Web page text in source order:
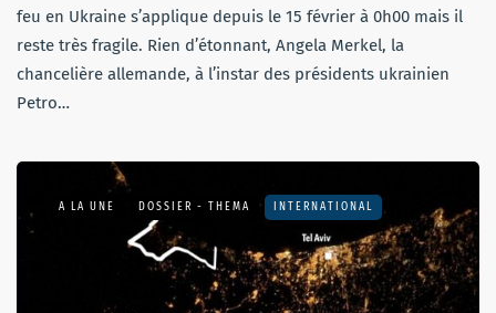
feu en Ukraine s’applique depuis le 15 février à 0h00 mais il
reste très fragile. Rien d’étonnant, Angela Merkel, la
chancelière allemande, à l’instar des présidents ukrainien
Petro…
A LA UNE DOSSIER - THEMA INTERNATIONAL